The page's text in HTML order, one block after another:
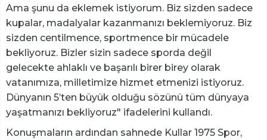
Ama şunu da eklemek istiyorum. Biz sizden sadece
kupalar, madalyalar kazanmanızı beklemiyoruz. Biz
sizden centilmence, sportmence bir mücadele
bekliyoruz. Bizler sizin sadece sporda değil
gelecekte ahlaklı ve başarılı birer birey olarak
vatanımıza, milletimize hizmet etmenizi istiyoruz.
Dünyanın 5’ten büyük olduğu sözünü tüm dünyaya
yaşatmanızı bekliyoruz" ifadelerini kullandı.
Konuşmaların ardından sahnede Kullar 1975 Spor,